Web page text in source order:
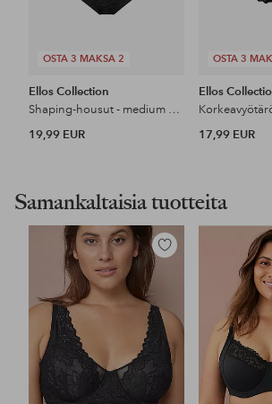
OSTA 3 MAKSA 2
Ellos Collection
Shaping-housut - medium support
19,99 EUR
OSTA 3
Ellos
17,99 EUR
Samankaltaisia tuotteita
Lisää
suosikkeihin